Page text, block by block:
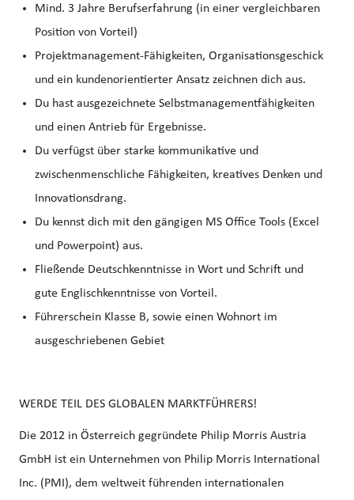
Mind. 3 Jahre Berufserfahrung (in einer vergleichbaren
Position von Vorteil)
Projektmanagement-Fähigkeiten, Organisationsgeschick
und ein kundenorientierter Ansatz zeichnen dich aus.
Du hast ausgezeichnete Selbstmanagementfähigkeiten
und einen Antrieb für Ergebnisse.
Du verfügst über starke kommunikative und
zwischenmenschliche Fähigkeiten, kreatives Denken und
Innovationsdrang.
Du kennst dich mit den gängigen MS Office Tools (Excel
und Powerpoint) aus.
Fließende Deutschkenntnisse in Wort und Schrift und
gute Englischkenntnisse von Vorteil.
Führerschein Klasse B, sowie einen Wohnort im
ausgeschriebenen Gebiet
WERDE TEIL DES GLOBALEN MARKTFÜHRERS!
Die 2012 in Österreich gegründete Philip Morris Austria
GmbH ist ein Unternehmen von Philip Morris International
Inc. (PMI), dem weltweit führenden internationalen